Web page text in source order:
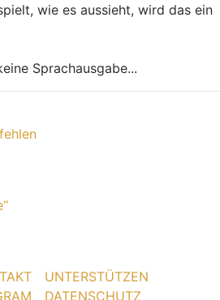
wie es aussieht, wird das ein
Sprachausgabe...
UNTERSTÜTZEN
DATENSCHUTZ